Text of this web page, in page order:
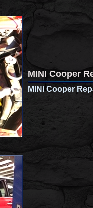
MINI Cooper
MINI Cooper